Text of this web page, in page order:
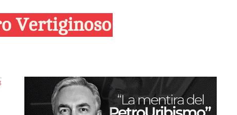
Vertiginoso